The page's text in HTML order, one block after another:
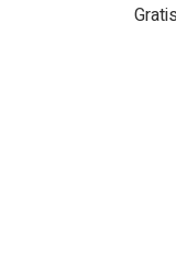
Gratis